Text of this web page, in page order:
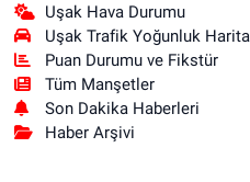
Uşak Hava Durumu
Uşak Trafik Yoğunluk
Puan Durumu ve Fikstür
Tüm Manşetler
Son Dakika Haberleri
Haber Arşivi